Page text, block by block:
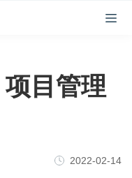
目管理
2022-02-14